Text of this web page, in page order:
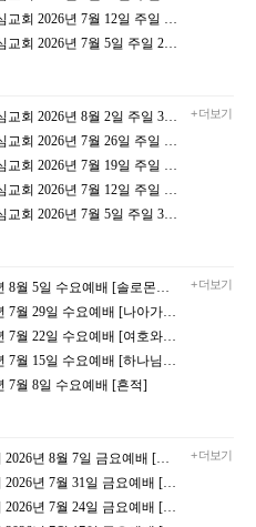
+ 더보기
+ 더보기
7월 8일 수요예배 [흔적]
+ 더보기